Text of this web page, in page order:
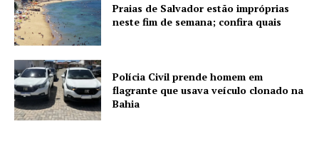
Praias de Salvador estão impróprias
neste fim de semana; confira quais
Polícia Civil prende homem em
flagrante que usava veículo clonado na
Bahia